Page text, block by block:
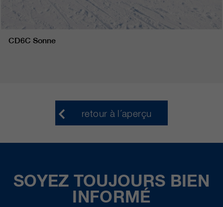
CD6C Sonne
retour à l´aperçu
SOYEZ TOUJOURS BIEN
INFORMÉ